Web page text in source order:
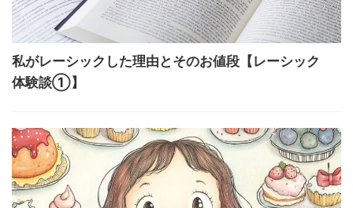
私がレーシックした理由とそのお値段【レーシック
体験談①】